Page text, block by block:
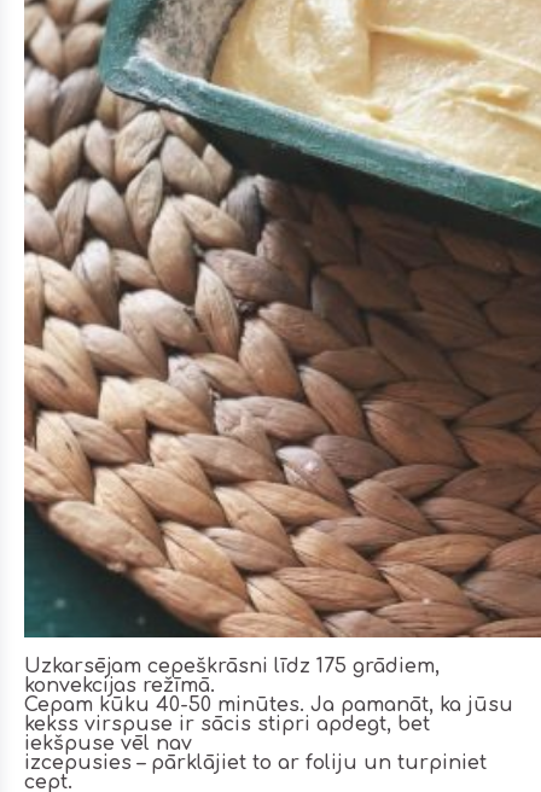
Uzkarsējam cepeškrāsni līdz 175 grādiem,
konvekcijas režīmā.
Cepam kūku 40-50 minūtes. Ja pamanāt, ka jūsu
kekss virspuse ir sācis stipri apdegt, bet
iekšpuse vēl nav
izcepusies – pārklājiet to ar foliju un turpiniet
cept.